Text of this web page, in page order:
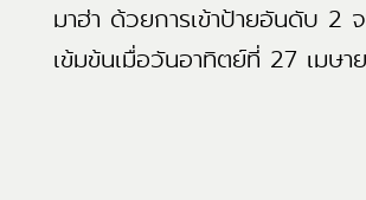
มาฮ่า ด้วยการเข้าป้ายอันดับ 2
เข้มข้นเมื่อวันอาทิตย์ที่ 27 เมษา